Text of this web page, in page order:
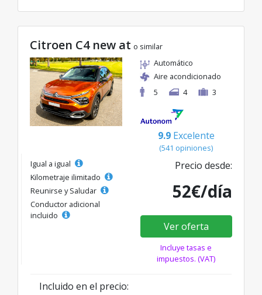
Citroen C4 new at o similar
Automático
Aire acondicionado
5
4 3
9.9 Excelente
(541 opiniones)
Igual a igual
Kilometraje ilimitado
Reunirse y Saludar
Conductor adicional
incluido
Precio desde:
52€/día
Ver oferta
Incluye tasas e
impuestos. (VAT)
Incluido en el precio: